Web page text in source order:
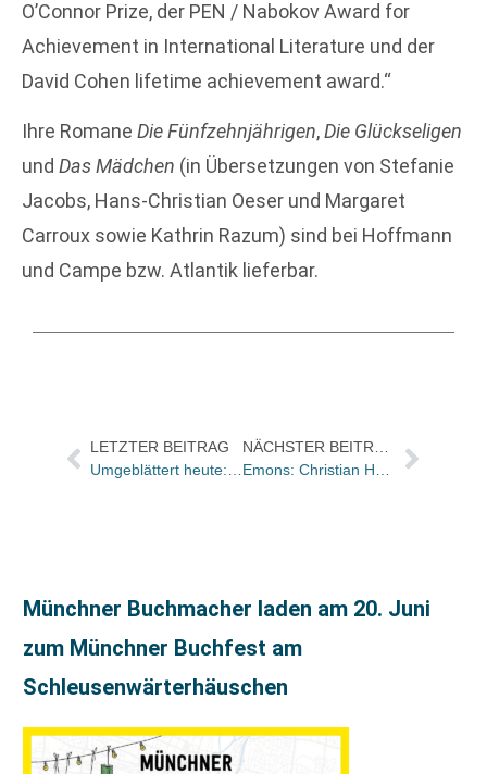
O’Connor Prize, der PEN / Nabokov Award for
Achievement in International Literature und der
David Cohen lifetime achievement award.“
Ihre Romane Die Fünfzehnjährigen,Die Glückseligen
und Das Mädchen (in Übersetzungen von Stefanie
Jacobs, Hans-Christian Oeser und Margaret
Carroux sowie Kathrin Razum) sind bei Hoffmann
und Campe bzw. Atlantik lieferbar.
LETZTER BEITRAG
Münchner Buchmacher laden am 20. Juni
zum Münchner Buchfest am
Schleusenwärterhäuschen